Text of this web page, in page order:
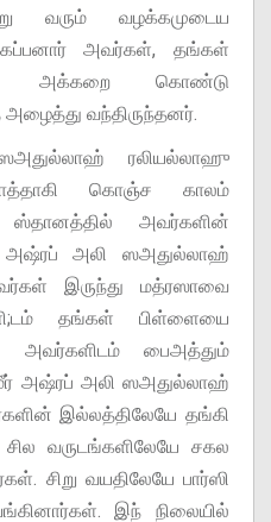
வரும் வழக்கமுடைய
அவர்கள், தங்கள்
அக்கறை கொண்டு
வந்திருந்தனர்.
ரலியல்லாஹு
கொஞ்ச காலம்
ஸ்தானத்தில் அவர்களின்
அலி ஸஅதுல்லாஹ்
இருந்து மத்ரஸாவை
தங்கள் பிள்ளையை
அவர்களிடம் பைஅத்தும்
அஷ்ரப் அலி ஸஅதுல்லாஹ்
இல்லத்திலேயே தங்கி
வருடங்களிலேயே சகல
சிறு வயதிலேயே பார்ஸி
இந் நிலையில்